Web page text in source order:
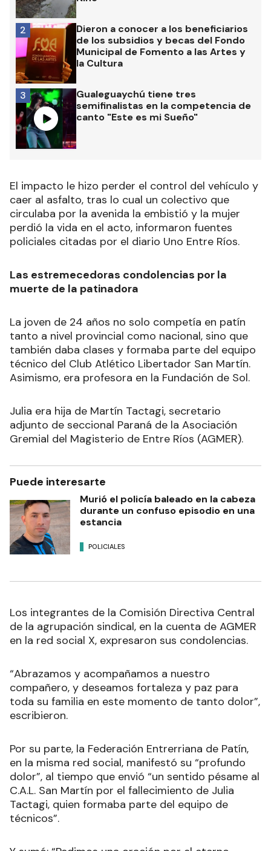
Dieron a conocer a los beneficiarios
de los subsidios y becas del Fondo
Municipal de Fomento a las Artes y
la Cultura
2
Gualeguaychú tiene tres
semifinalistas en la competencia de
canto "Este es mi Sueño"
3
El impacto le hizo perder el control del vehículo y
caer al asfalto, tras lo cual un colectivo que
circulaba por la avenida la embistió y la mujer
perdió la vida en el acto, informaron fuentes
policiales citadas por el diario Uno Entre Ríos.
Las estremecedoras condolencias por la
muerte de la patinadora
La joven de 24 años no solo competía en patín
tanto a nivel provincial como nacional, sino que
también daba clases y formaba parte del equipo
técnico del Club Atlético Libertador San Martín.
Asimismo, era profesora en la Fundación de Sol.
Julia era hija de Martín Tactagi, secretario
adjunto de seccional Paraná de la Asociación
Gremial del Magisterio de Entre Ríos (AGMER).
Puede interesarte
Murió el policía baleado en la cabeza
durante un confuso episodio en una
estancia
POLICIALES
Los integrantes de la Comisión Directiva Central
de la agrupación sindical, en la cuenta de AGMER
en la red social X, expresaron sus condolencias.
“Abrazamos y acompañamos a nuestro
compañero, y deseamos fortaleza y paz para
toda su familia en este momento de tanto dolor”,
escribieron.
Por su parte, la Federación Entrerriana de Patín,
en la misma red social, manifestó su “profundo
dolor”, al tiempo que envió “un sentido pésame al
C.A.L. San Martín por el fallecimiento de Julia
Tactagi, quien formaba parte del equipo de
técnicos”.